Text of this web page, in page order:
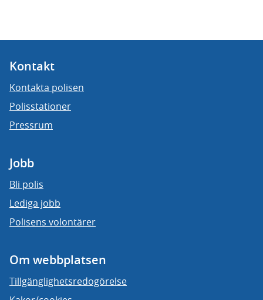
Kontakt
Kontakta polisen
Polisstationer
Pressrum
Jobb
Bli polis
Lediga jobb
Polisens volontärer
Om webbplatsen
Tillgänglighetsredogörelse